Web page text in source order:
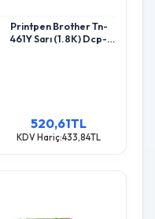
Printpen Brother Tn-
461Y Sarı (1.8K) Dcp-
520,61TL
KDV Hariç:433,84TL